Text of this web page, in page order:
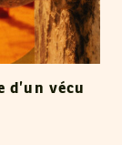
d’un vécu